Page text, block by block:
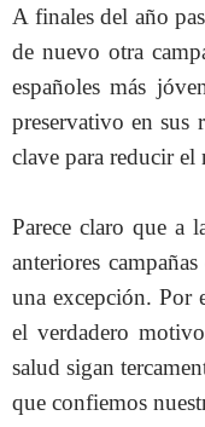
A finales del año
de nuevo otra
españoles más
preservativo en sus
clave para reducir el
Parece claro que a
anteriores
una excepción. Por
el verdadero
salud sigan
que confiemos